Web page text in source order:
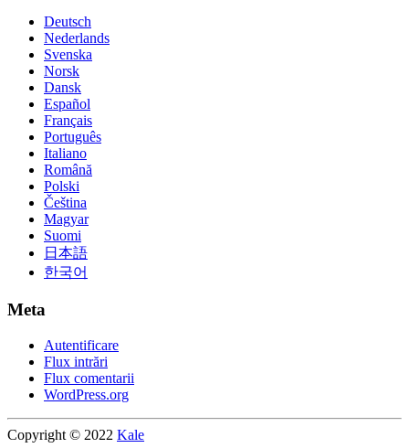
Deutsch
Nederlands
Svenska
Norsk
Dansk
Español
Français
Português
Italiano
Română
Polski
Čeština
Magyar
Suomi
日本語
한국어
Meta
Autentificare
Flux intrări
Flux comentarii
WordPress.org
Copyright © 2022 Kale